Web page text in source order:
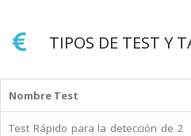
TIPOS DE TEST Y
Nombre Test
Test Rápido para la detección de